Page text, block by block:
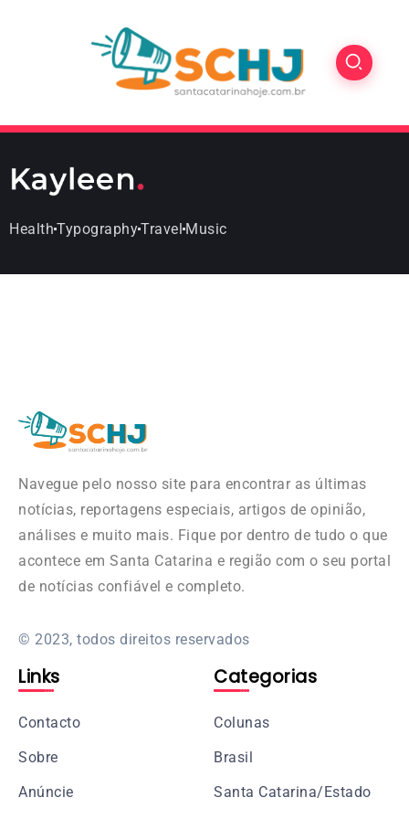
Health TypographyTravel Music
Navegue pelo nosso site para encontrar as últimas
notícias, reportagens especiais, artigos de opinião,
análises e muito mais. Fique por dentro de tudo o que
acontece em Santa Catarina e região com o seu portal
de notícias confiável e completo.
© 2023, todos direitos reservados
Links
Contacto
Sobre
Anúncie
Categorias
Colunas
Brasil
Santa Catarina/Estado